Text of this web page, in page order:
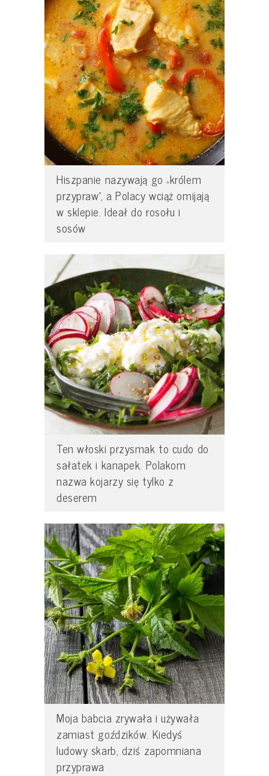
Hiszpanie nazywają go „królem
przypraw”, a Polacy wciąż omijają
w sklepie. Ideał do rosołu i
sosów
Ten włoski przysmak to cudo do
sałatek i kanapek. Polakom
nazwa kojarzy się tylko z
deserem
Moja babcia zrywała i używała
zamiast goździków. Kiedyś
ludowy skarb, dziś zapomniana
przyprawa